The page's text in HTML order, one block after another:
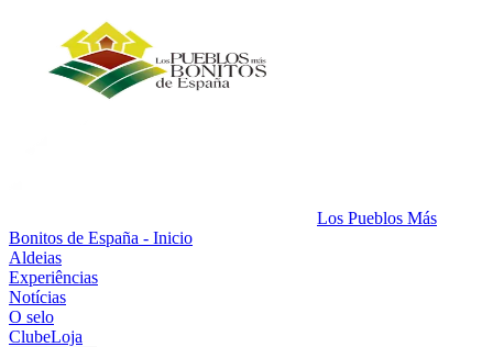
Los Pueblos Más
Bonitos de España - Inicio
Aldeias
Experiências
Notícias
O selo
ClubeLoja